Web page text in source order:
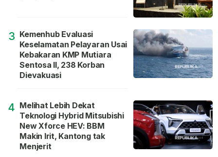
3 Kemenhub Evaluasi
Keselamatan Pelayaran Usai
Kebakaran KMP Mutiara
Sentosa II, 238 Korban
Dievakuasi
4 Melihat Lebih Dekat
Teknologi Hybrid Mitsubishi
New Xforce HEV: BBM
Makin Irit, Kantong tak
Menjerit